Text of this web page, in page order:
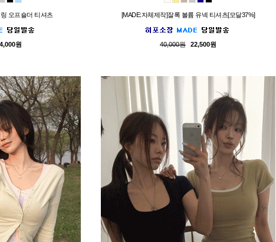
오프숄더 티셔츠
원
[MADE:자체제작]잘록 볼륨 유넥 티셔츠[모달37%]
40,000원 22,500원